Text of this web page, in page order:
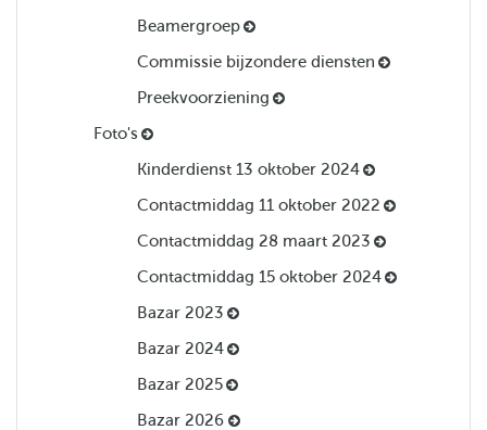
Beamergroep
Commissie bijzondere diensten
Preekvoorziening
Foto's
Kinderdienst 13 oktober 2024
Contactmiddag 11 oktober 2022
Contactmiddag 28 maart 2023
Contactmiddag 15 oktober 2024
Bazar 2023
Bazar 2024
Bazar 2025
Bazar 2026